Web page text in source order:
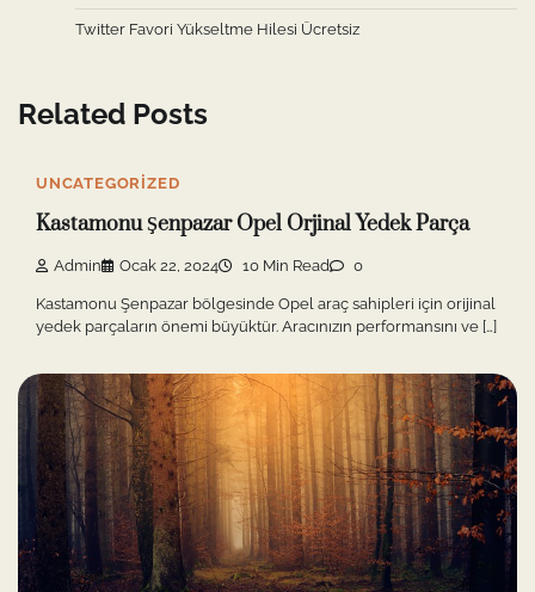
Twitter Favori Yükseltme Hilesi Ücretsiz
Related Posts
UNCATEGORIZED
Kastamonu Şenpazar Opel Orjinal Yedek Parça
Admin Ocak 22, 2024 10 Min Read 0
Kastamonu Şenpazar bölgesinde Opel araç sahipleri için orijinal
yedek parçaların önemi büyüktür. Aracınızın performansını ve […]